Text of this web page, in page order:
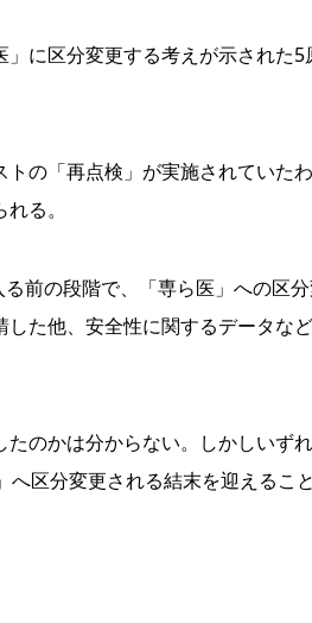
に区分変更する考えが示された5
の「再点検」が実施されていた
る。
前の段階で、「専ら医」への区
た他、安全性に関するデータな
のかは分からない。しかしいず
区分変更される結末を迎えること